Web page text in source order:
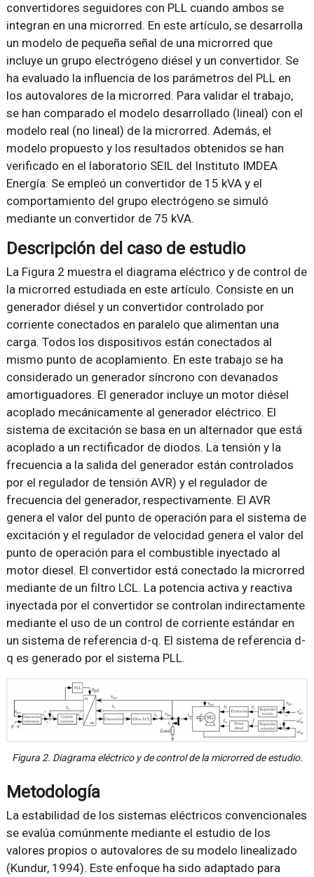
convertidores seguidores con PLL cuando ambos se
integran en una microrred. En este artículo, se desarrolla
un modelo de pequeña señal de una microrred que
incluye un grupo electrógeno diésel y un convertidor. Se
ha evaluado la influencia de los parámetros del PLL en
los autovalores de la microrred. Para validar el trabajo,
se han comparado el modelo desarrollado (lineal) con el
modelo real (no lineal) de la microrred. Además, el
modelo propuesto y los resultados obtenidos se han
verificado en el laboratorio SEIL del Instituto IMDEA
Energía. Se empleó un convertidor de 15 kVA y el
comportamiento del grupo electrógeno se simuló
mediante un convertidor de 75 kVA.
Descripción del caso de estudio
La Figura 2 muestra el diagrama eléctrico y de control de
la microrred estudiada en este artículo. Consiste en un
generador diésel y un convertidor controlado por
corriente conectados en paralelo que alimentan una
carga. Todos los dispositivos están conectados al
mismo punto de acoplamiento. En este trabajo se ha
considerado un generador síncrono con devanados
amortiguadores. El generador incluye un motor diésel
acoplado mecánicamente al generador eléctrico. El
sistema de excitación se basa en un alternador que está
acoplado a un rectificador de diodos. La tensión y la
frecuencia a la salida del generador están controlados
por el regulador de tensión AVR) y el regulador de
frecuencia del generador, respectivamente. El AVR
genera el valor del punto de operación para el sistema de
excitación y el regulador de velocidad genera el valor del
punto de operación para el combustible inyectado al
motor diesel. El convertidor está conectado la microrred
mediante de un filtro LCL. La potencia activa y reactiva
inyectada por el convertidor se controlan indirectamente
mediante el uso de un control de corriente estándar en
un sistema de referencia d-q. El sistema de referencia d-
q es generado por el sistema PLL.
Figura 2. Diagrama eléctrico y de control de la microrred de estudio.
Metodología
La estabilidad de los sistemas eléctricos convencionales
se evalúa comúnmente mediante el estudio de los
valores propios o autovalores de su modelo linealizado
(Kundur, 1994). Este enfoque ha sido adaptado para